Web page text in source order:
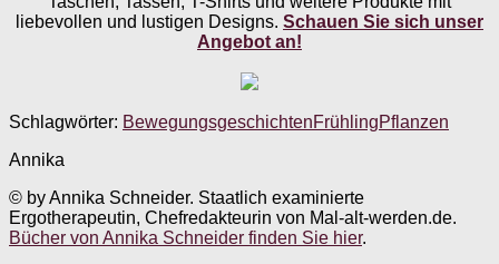
liebevollen und lustigen Designs. Schauen Sie sich unser
Angebot an!
Schlagwörter: BewegungsgeschichtenFrühlingPflanzen
Annika
© by Annika Schneider. Staatlich examinierte
Ergotherapeutin, Chefredakteurin von Mal-alt-werden.de.
Bücher von Annika Schneider finden Sie hier.